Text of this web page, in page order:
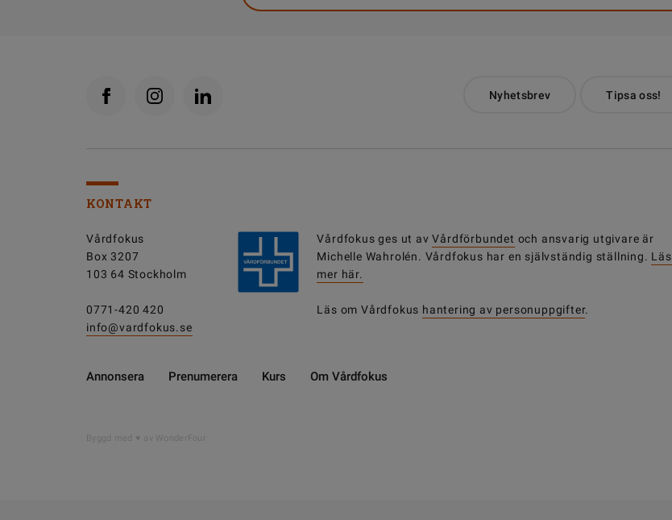
Nyhetsbrev Tipsa oss!
KONTAKT
Vårdfokus
Box 3207
103 64 Stockholm
0771-420 420
info@vardfokus.se
Vårdfokus ges ut avVårdförbundet och ansvarig utgivare är
Michelle Wahrolén. Vårdfokus har en självständig ställning. Läs
mer här.
Läs om Vårdfokus hantering av personuppgifter.
Annonsera Prenumerera Kurs Om Vårdfokus
Byggd med av WonderFour